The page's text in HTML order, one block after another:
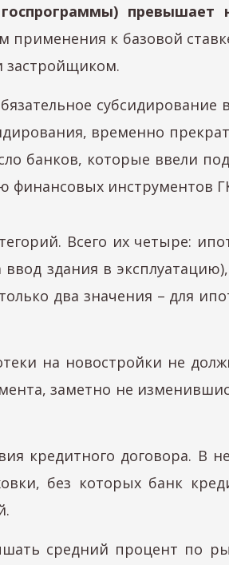
превышает
к базовой
застройщиком.
временно
банков, которые ввели
инструментов ГК
Всего их четыре:
здания в
два значения – для
на новостройки не
заметно не
кредитного договора. В
без которых банк
средний процент по